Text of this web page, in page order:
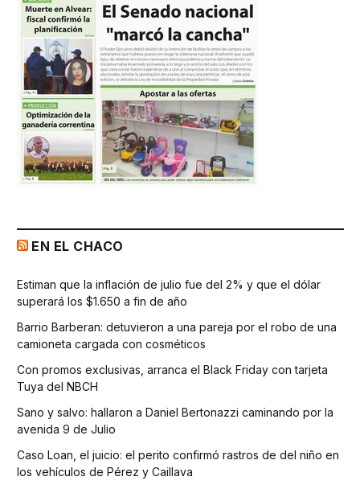
EN EL CHACO
Estiman que la inflación de julio fue del 2% y que el dólar
superará los $1.650 a fin de año
Barrio Barberan: detuvieron a una pareja por el robo de una
camioneta cargada con cosméticos
Con promos exclusivas, arranca el Black Friday con tarjeta
Tuya del NBCH
Sano y salvo: hallaron a Daniel Bertonazzi caminando por la
avenida 9 de Julio
Caso Loan, el juicio: el perito confirmó rastros de del niño en
los vehículos de Pérez y Caillava